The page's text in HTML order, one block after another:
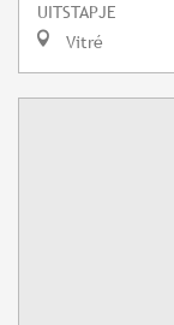
UITSTAPJE
Vitré